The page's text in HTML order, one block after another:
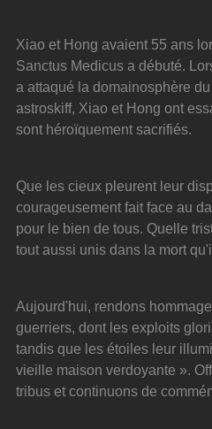
Xiao et Hong avaient 55 ans
Sanctus Medicus a débuté.
a attaqué la domainosphère
astroskiff, Xiao et Hong ont
sont héroïquement sacrifiés.
Que les cieux pleurent leur
courageusement fait face au
pour le bien de tous. Quelle
tout aussi unis dans la mort
Aujourd'hui, rendons
guerriers, dont les exploits
tandis que les étoiles leur
vieille maison verdoyante ».
tribus et continuons de